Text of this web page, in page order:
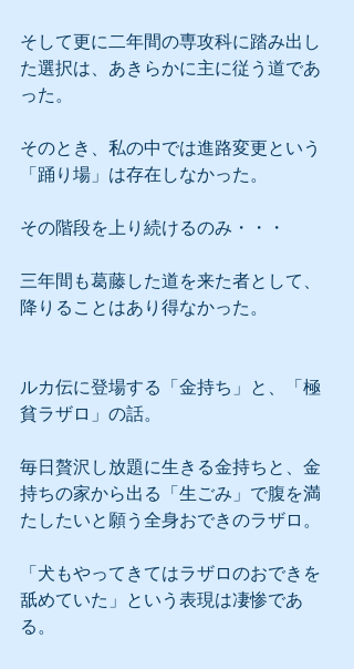
そして更に二年間の専攻科に踏み出し
た選択は、あきらかに主に従う道であ
った。
そのとき、私の中では進路変更という
「踊り場」は存在しなかった。
その階段を上り続けるのみ・・・
三年間も葛藤した道を来た者として、
降りることはあり得なかった。
ルカ伝に登場する「金持ち」と、「極
貧ラザロ」の話。
毎日贅沢し放題に生きる金持ちと、金
持ちの家から出る「生ごみ」で腹を満
たしたいと願う全身おできのラザロ。
「犬もやってきてはラザロのおできを
舐めていた」という表現は凄惨であ
る。